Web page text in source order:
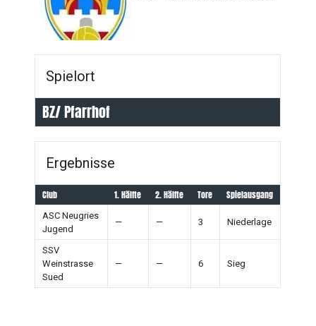
Spielort
BZ/ Pfarrhof
Ergebnisse
Club 1. Hälfte 2. Hälfte Tore Spielausgang
ASC Neugries
Jugend
— — 3 Niederlage
SSV
Weinstrasse
Sued
— — 6 Sieg